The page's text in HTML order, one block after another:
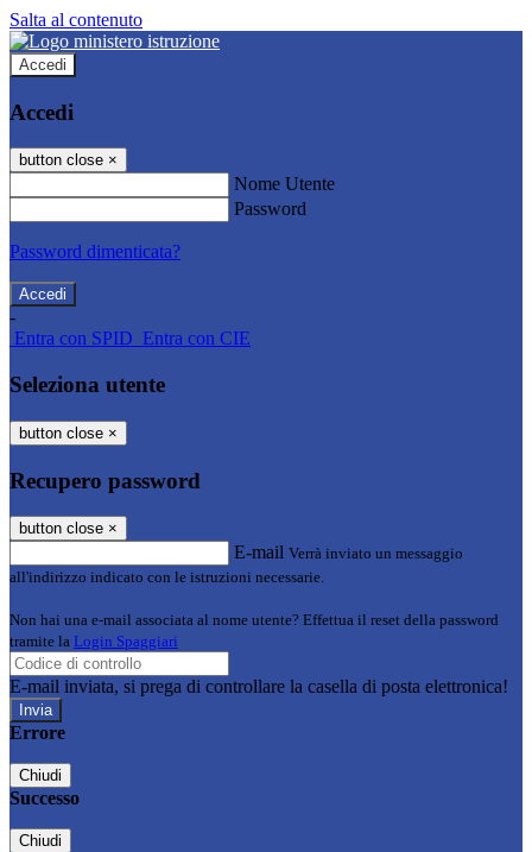
Salta al contenuto
Accedi
Accedi
button close ×
Nome Utente
Password
Password dimenticata?
-
Entra con SPID Entra con CIE
Seleziona utente
button close ×
Recupero password
button close ×
E-mail Verrà inviato un messaggio
all'indirizzo indicato con le istruzioni necessarie.
Non hai una e-mail associata al nome utente? Effettua il reset della password
tramite la Login Spaggiari
E-mail inviata, si prega di controllare la casella di posta elettronica!
Errore
Chiudi
Successo
Chiudi